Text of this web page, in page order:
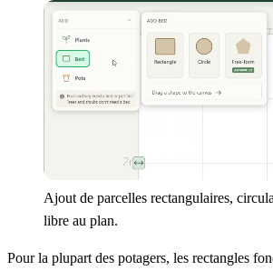
Ajout de parcelles rectangulaires,
libre au plan.
Pour la plupart des potagers, les rectangles